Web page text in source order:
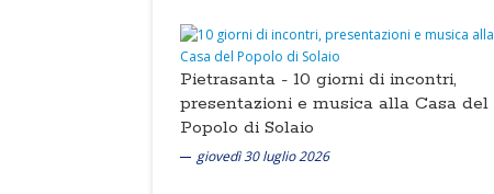
Pietrasanta - 10 giorni di incontri,
presentazioni e musica alla Casa del
Popolo di Solaio
giovedì 30 luglio 2026